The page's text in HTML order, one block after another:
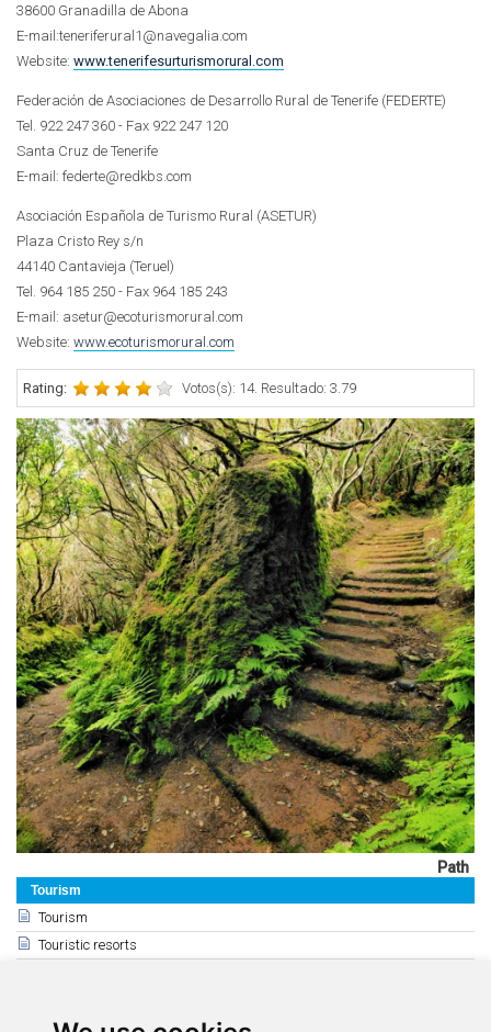
Tourism
Tourism
Touristic resorts
Accessible Tourism Guide
38600 Granadilla de Abona
E-mail:teneriferural1@navegalia.com
Website: www.tenerifesurturismorural.com
Federación de Asociaciones de Desarrollo Rural de Tenerife (FEDERTE)
Tel. 922 247 360 - Fax 922 247 120
Santa Cruz de Tenerife
E-mail: federte@redkbs.com
Asociación Española de Turismo Rural (ASETUR)
Plaza Cristo Rey s/n
44140 Cantavieja (Teruel)
Tel. 964 185 250 - Fax 964 185 243
E-mail: asetur@ecoturismorural.com
Website: www.ecoturismorural.com
Rating: Votos(s): 14. Resultado: 3.79
Path